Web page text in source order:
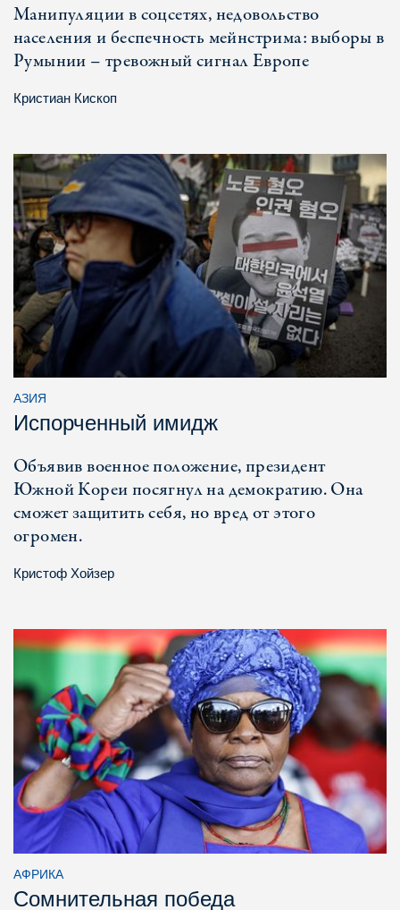
Манипуляции в соцсетях, недовольство
населения и беспечность мейнстрима: выборы в
Румынии – тревожный сигнал Европе
Кристиан Кископ
АЗИЯ
Испорченный имидж
Объявив военное положение, президент
Южной Кореи посягнул на демократию. Она
сможет защитить себя, но вред от этого
огромен.
Кристоф Хойзер
АФРИКА
Сомнительная победа